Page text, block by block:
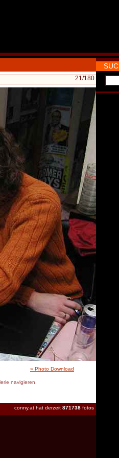
21/180
» Photo Download
navigieren.
conny.at hat derzeit 871738 fotos